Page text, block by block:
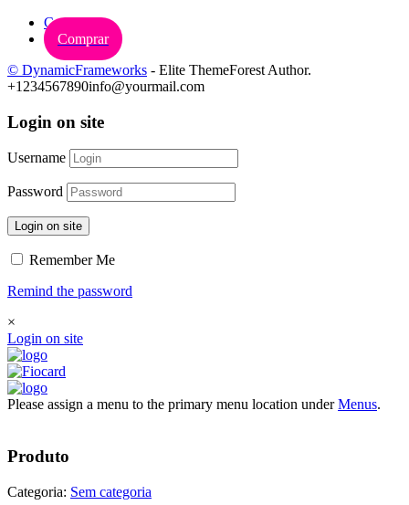
Carrinho
Comprar
© DynamicFrameworks - Elite ThemeForest Author.
+1234567890info@yourmail.com
Login on site
Username
Password
Login on site
Remember Me
Remind the password
×
Login on site
Please assign a menu to the primary menu location underMenus.
Produto
Categoria: Sem categoria